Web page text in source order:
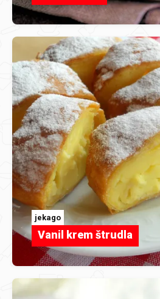
jekago
Vanil krem štrudla